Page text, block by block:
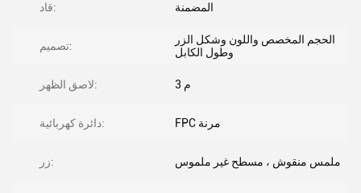
قاد: المضمنة
تصميم:
الحجم المخصص واللون وشكل الزر
وطول الكابل
لاصق الظهر: 3 م
دائرة كهربائية: FPC مرنة
زر: ملمس منقوش ، مسطح غير ملموس